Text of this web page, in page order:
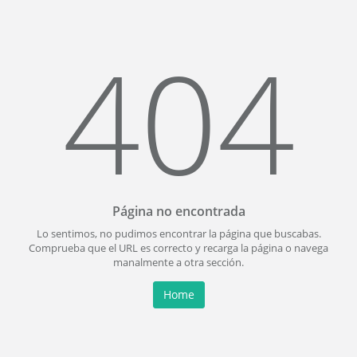
404
Página no encontrada
Lo sentimos, no pudimos encontrar la página que buscabas.
Comprueba que el URL es correcto y recarga la página o navega
manalmente a otra sección.
Home